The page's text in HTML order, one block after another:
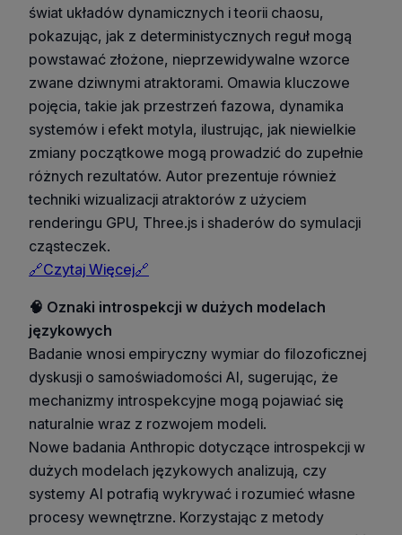
świat układów dynamicznych i teorii chaosu,
pokazując, jak z deterministycznych reguł mogą
powstawać złożone, nieprzewidywalne wzorce
zwane dziwnymi atraktorami. Omawia kluczowe
pojęcia, takie jak przestrzeń fazowa, dynamika
systemów i efekt motyla, ilustrując, jak niewielkie
zmiany początkowe mogą prowadzić do zupełnie
różnych rezultatów. Autor prezentuje również
techniki wizualizacji atraktorów z użyciem
renderingu GPU, Three.js i shaderów do symulacji
cząsteczek.
🔗Czytaj Więcej🔗
🧠 Oznaki introspekcji w dużych modelach
językowych
Badanie wnosi empiryczny wymiar do filozoficznej
dyskusji o samoświadomości AI, sugerując, że
mechanizmy introspekcyjne mogą pojawiać się
naturalnie wraz z rozwojem modeli.
Nowe badania Anthropic dotyczące introspekcji w
dużych modelach językowych analizują, czy
systemy AI potrafią wykrywać i rozumieć własne
procesy wewnętrzne. Korzystając z metody